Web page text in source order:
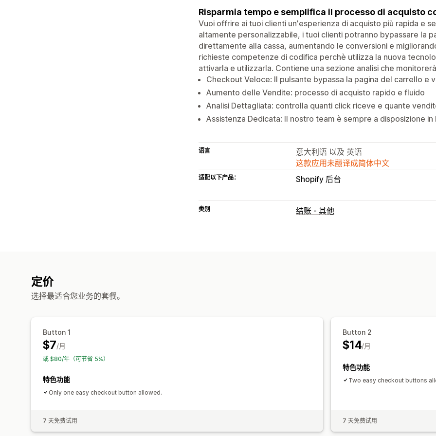
Risparmia tempo e semplifica il processo di acquisto
Vuoi offrire ai tuoi clienti un'esperienza di acquisto più rapida e
altamente personalizzabile, i tuoi clienti potranno bypassare la
direttamente alla cassa, aumentando le conversioni e
richieste competenze di codifica perchè utilizza la nuova
attivarla e utilizzarla. Contiene una sezione analisi che
Checkout Veloce: Il pulsante bypassa la pagina del carrello e
Aumento delle Vendite: processo di acquisto rapido e fluido
Analisi Dettagliata: controlla quanti click riceve e quante
Assistenza Dedicata: Il nostro team è sempre a disposizione in
语言
意大利语 以及 英语
这款应用未翻译成简体中文
适配以下产品： Shopify 后台
类别 结账 - 其他
定价
选择最适合您业务的套餐。
Button 1
$7/月
或 $80/年（可节省 5%）
特色功能
Only one easy checkout button allowed.
7 天免费试用
Button 2
$14/月
特色功能
Two easy checkout buttons
7 天免费试用